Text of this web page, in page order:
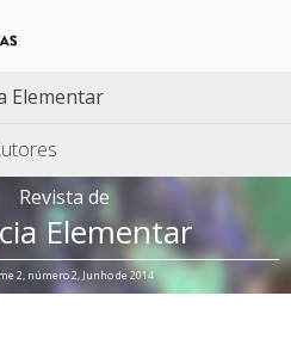
Elementar
Revista de
Elementar
2, número 2, Junho de 2014